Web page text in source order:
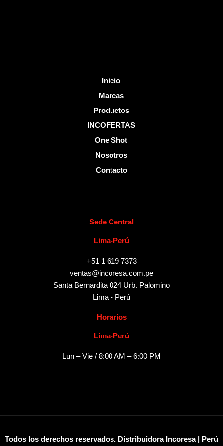
Inicio
Marcas
Productos
INCOFERTAS
One Shot
Nosotros
Contacto
Sede Central
Lima-Perú
+51 1 619 7373
ventas@incoresa.com.pe
Santa Bernardita 024 Urb. Palomino
Lima - Perú
Horarios
Lima-Perú
Lun – Vie / 8:00 AM – 6:00 PM
Todos los derechos reservados. Distribuidora Incoresa | Perú